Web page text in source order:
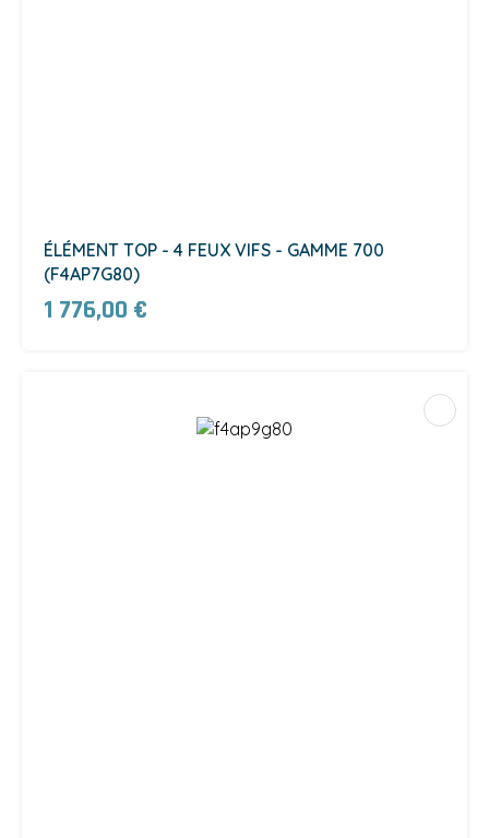
ÉLÉMENT TOP - 4 FEUX VIFS - GAMME 700
(F4AP7G80)
1 776,00 €